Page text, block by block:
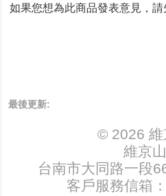
如果您想為此商品發表意見，
最後更新:
© 2026 維
維京
台南市大同路一段
客戶服務信箱